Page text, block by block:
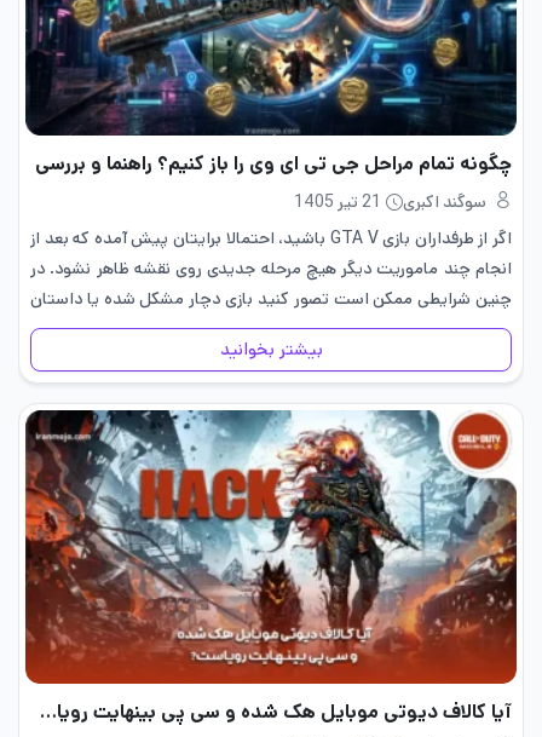
چگونه تمام مراحل جی تی ای وی را باز کنیم؟ راهنما و بررسی
سوگند اکبری
21 تیر 1405
اگر از طرفداران بازی GTA V باشید، احتمالا برایتان پیش آمده که بعد از
انجام چند ماموریت دیگر هیچ مرحله جدیدی روی نقشه ظاهر نشود. در
چنین شرایطی ممکن است تصور کنید بازی دچار مشکل شده یا داستان
آن به…
بیشتر بخوانید
آیا کالاف دیوتی موبایل هک شده و سی پی بینهایت رویاست!